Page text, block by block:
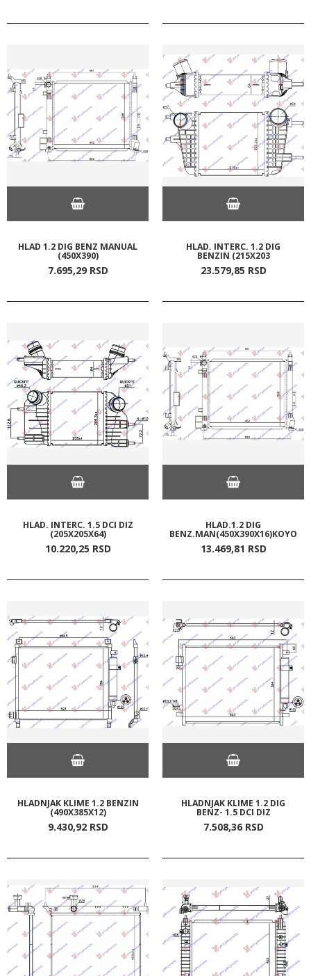
HLAD 1.2 DIG BENZ MANUAL
(450X390)
7.695,29 RSD
HLAD. INTERC. 1.2 DIG
BENZIN (215X203
23.579,85 RSD
HLAD. INTERC. 1.5 DCI DIZ
(205X205X64)
10.220,25 RSD
HLAD.1.2 DIG
BENZ.MAN(450X390X16)KOYO
13.469,81 RSD
HLADNJAK KLIME 1.2 BENZIN
(490X385X12)
9.430,92 RSD
HLADNJAK KLIME 1.2 DIG
BENZ- 1.5 DCI DIZ
7.508,36 RSD